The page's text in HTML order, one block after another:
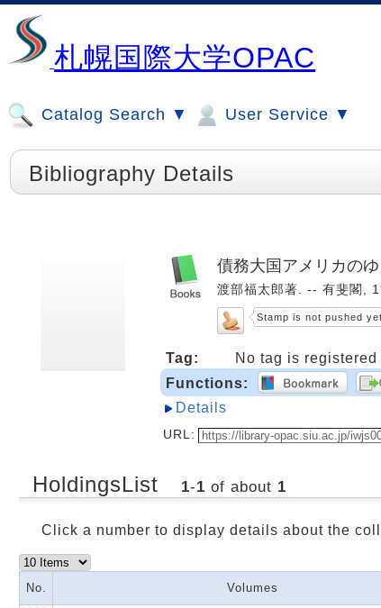
札幌国際大学OPAC
Catalog Search ▼ User Service ▼
Bibliography Details
債務大国アメリカのゆ
渡部福太郎著. -- 有斐閣,
Stamp is not pushed yet.
Tag:
No tag is registered
Functions:
Details
URL:
HoldingsList 1-1 of about 1
Click a number to display details about the
No. Volumes